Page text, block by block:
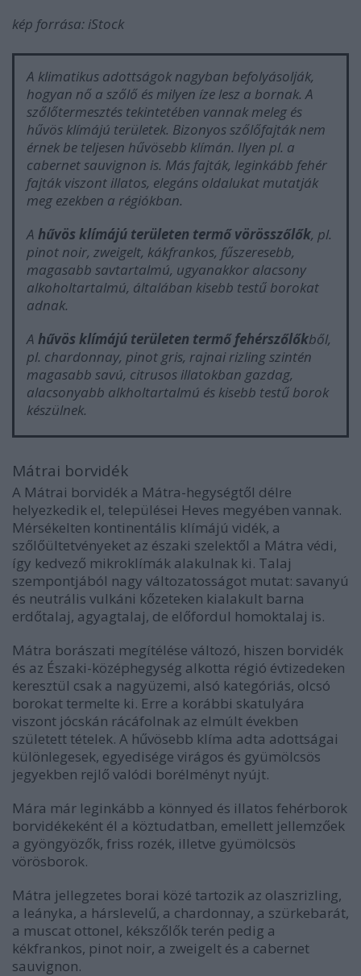
kép forrása: iStock
A klimatikus adottságok nagyban befolyásolják,
hogyan nő a szőlő és milyen íze lesz a bornak. A
szőlőtermesztés tekintetében vannak meleg és
hűvös klímájú területek. Bizonyos szőlőfajták nem
érnek be teljesen hűvösebb klímán. Ilyen pl. a
cabernet sauvignon is. Más fajták, leginkább fehér
fajták viszont illatos, elegáns oldalukat mutatják
meg ezekben a régiókban.
A hűvös klímájú területen termő vörösszőlők, pl.
pinot noir, zweigelt, kákfrankos, fűszeresebb,
magasabb savtartalmú, ugyanakkor alacsony
alkoholtartalmú, általában kisebb testű borokat
adnak.
A hűvös klímájú területen termő fehérszőlőkből,
pl. chardonnay, pinot gris, rajnai rizling szintén
magasabb savú, citrusos illatokban gazdag,
alacsonyabb alkholtartalmú és kisebb testű borok
készülnek.
Mátrai borvidék
A Mátrai borvidék a Mátra-hegységtől délre
helyezkedik el, települései Heves megyében vannak.
Mérsékelten kontinentális klímájú vidék, a
szőlőültetvényeket az északi szelektől a Mátra védi,
így kedvező mikroklímák alakulnak ki. Talaj
szempontjából nagy változatosságot mutat: savanyú
és neutrális vulkáni kőzeteken kialakult barna
erdőtalaj, agyagtalaj, de előfordul homoktalaj is.
Mátra borászati megítélése változó, hiszen borvidék
és az Északi-középhegység alkotta régió évtizedeken
keresztül csak a nagyüzemi, alsó kategóriás, olcsó
borokat termelte ki. Erre a korábbi skatulyára
viszont jócskán rácáfolnak az elmúlt években
született tételek. A hűvösebb klíma adta adottságai
különlegesek, egyedisége virágos és gyümölcsös
jegyekben rejlő valódi borélményt nyújt.
Mára már leginkább a könnyed és illatos fehérborok
borvidékeként él a köztudatban, emellett jellemzőek
a gyöngyözők, friss rozék, illetve gyümölcsös
vörösborok.
Mátra jellegzetes borai közé tartozik az olaszrizling,
a leányka, a hárslevelű, a chardonnay, a szürkebarát,
a muscat ottonel, kékszőlők terén pedig a
kékfrankos, pinot noir, a zweigelt és a cabernet
sauvignon.